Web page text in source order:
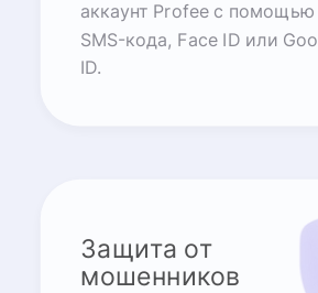
аккаунт Profee с помощью
SMS-кода, Face ID или
ID.
Защита от
мошенников